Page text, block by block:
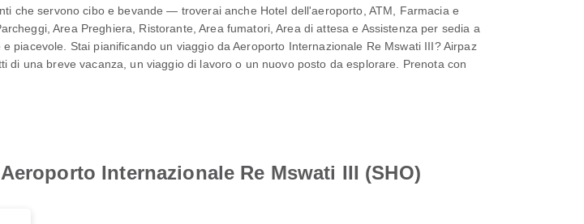
che servono cibo e bevande — troverai anche Hotel dell'aeroporto, ATM, Farmacia e
Area Preghiera, Ristorante, Area fumatori, Area di attesa e Assistenza per sedia a
piacevole. Stai pianificando un viaggio da Aeroporto Internazionale Re Mswati III? Airpaz
una breve vacanza, un viaggio di lavoro o un nuovo posto da esplorare. Prenota con
Internazionale Re Mswati III (SHO)